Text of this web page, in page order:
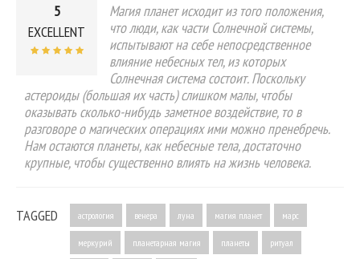
5
EXCELLENT
Магия планет исходит из того положения,
что люди, как части Солнечной системы,
испытывают на себе непосредственное
влияние небесных тел, из которых
Солнечная система состоит. Поскольку
астероиды (большая их часть) слишком малы, чтобы
оказывать сколько-нибудь заметное воздействие, то в
разговоре о магических операциях ими можно пренебречь.
Нам остаются планеты, как небесные тела, достаточно
крупные, чтобы существенно влиять на жизнь человека.
TAGGED астрология венера луна магия планет марс
меркурий планетарная магия планеты ритуал